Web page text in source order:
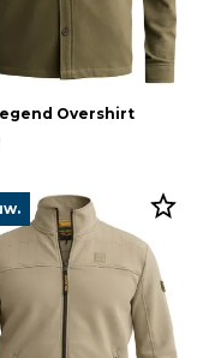
Overshirt